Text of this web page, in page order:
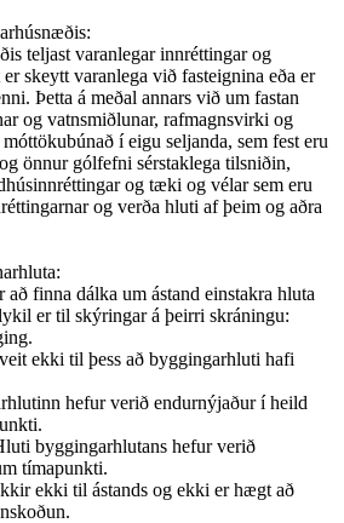
teljast varanlegar innréttingar og
skeytt varanlega við fasteignina eða er
Þetta á meðal annars við um fastan
og vatnsmiðlunar, rafmagnsvirki og
í eigu seljanda, sem fest eru
önnur gólfefni sérstaklega tilsniðin,
og tæki og vélar sem eru
og verða hluti af þeim og aðra
finna dálka um ástand einstakra hluta
er til skýringar á þeirri skráningu:
ekki til þess að byggingarhluti hafi
hefur verið endurnýjaður í heild
byggingarhlutans hefur verið
tímapunkti.
ekki til ástands og ekki er hægt að